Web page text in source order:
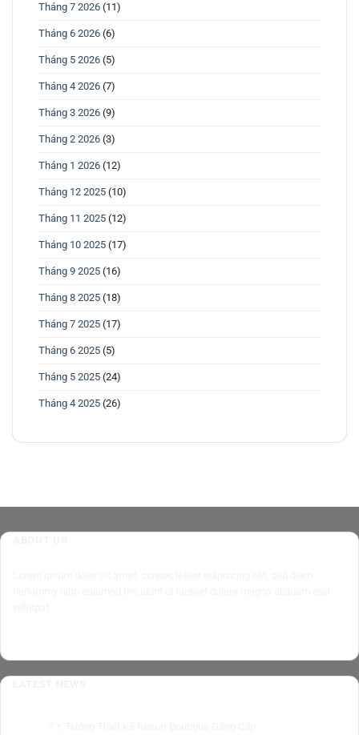
Tháng 7 2026 (11)
Tháng 6 2026 (6)
Tháng 5 2026 (5)
Tháng 4 2026 (7)
Tháng 3 2026 (9)
Tháng 2 2026 (3)
Tháng 1 2026 (12)
Tháng 12 2025 (10)
Tháng 11 2025 (12)
Tháng 10 2025 (17)
Tháng 9 2025 (16)
Tháng 8 2025 (18)
Tháng 7 2025 (17)
Tháng 6 2025 (5)
Tháng 5 2025 (24)
Tháng 4 2025 (26)